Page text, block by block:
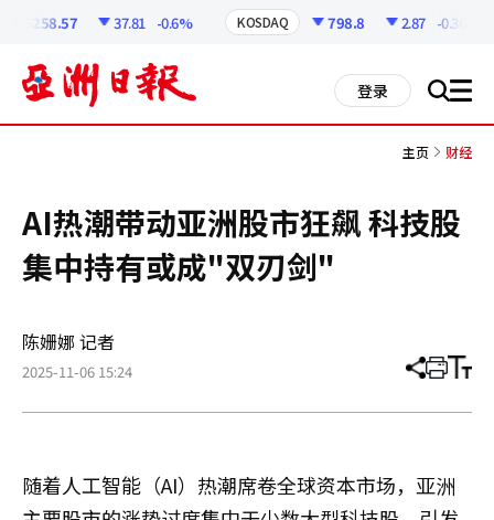
6258.57 37.81 -0.6% KOSDAQ 798.8 2.87 -0.36%
登录 搜 all
主页 财经
AI热潮带动亚洲股市狂飙 科技股
集中持有或成"双刃剑"
陈姗娜 记者
2025-11-06 15:24 分
章
打 调
小
随着人工智能（AI）热潮席卷全球资本市场，亚洲